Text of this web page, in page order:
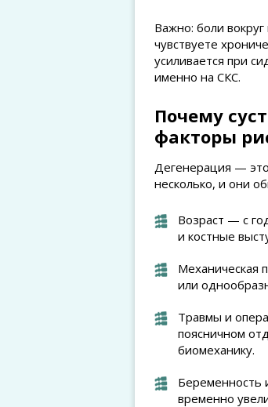
Важно: боли
чувствуете
усиливается при
именно на СКС.
Почему
факторы
Дегенерация — это
несколько, и они
Возраст — с
и костные
Механическая
или
Травмы и
поясничном
биомеханику.
Беременность
временно